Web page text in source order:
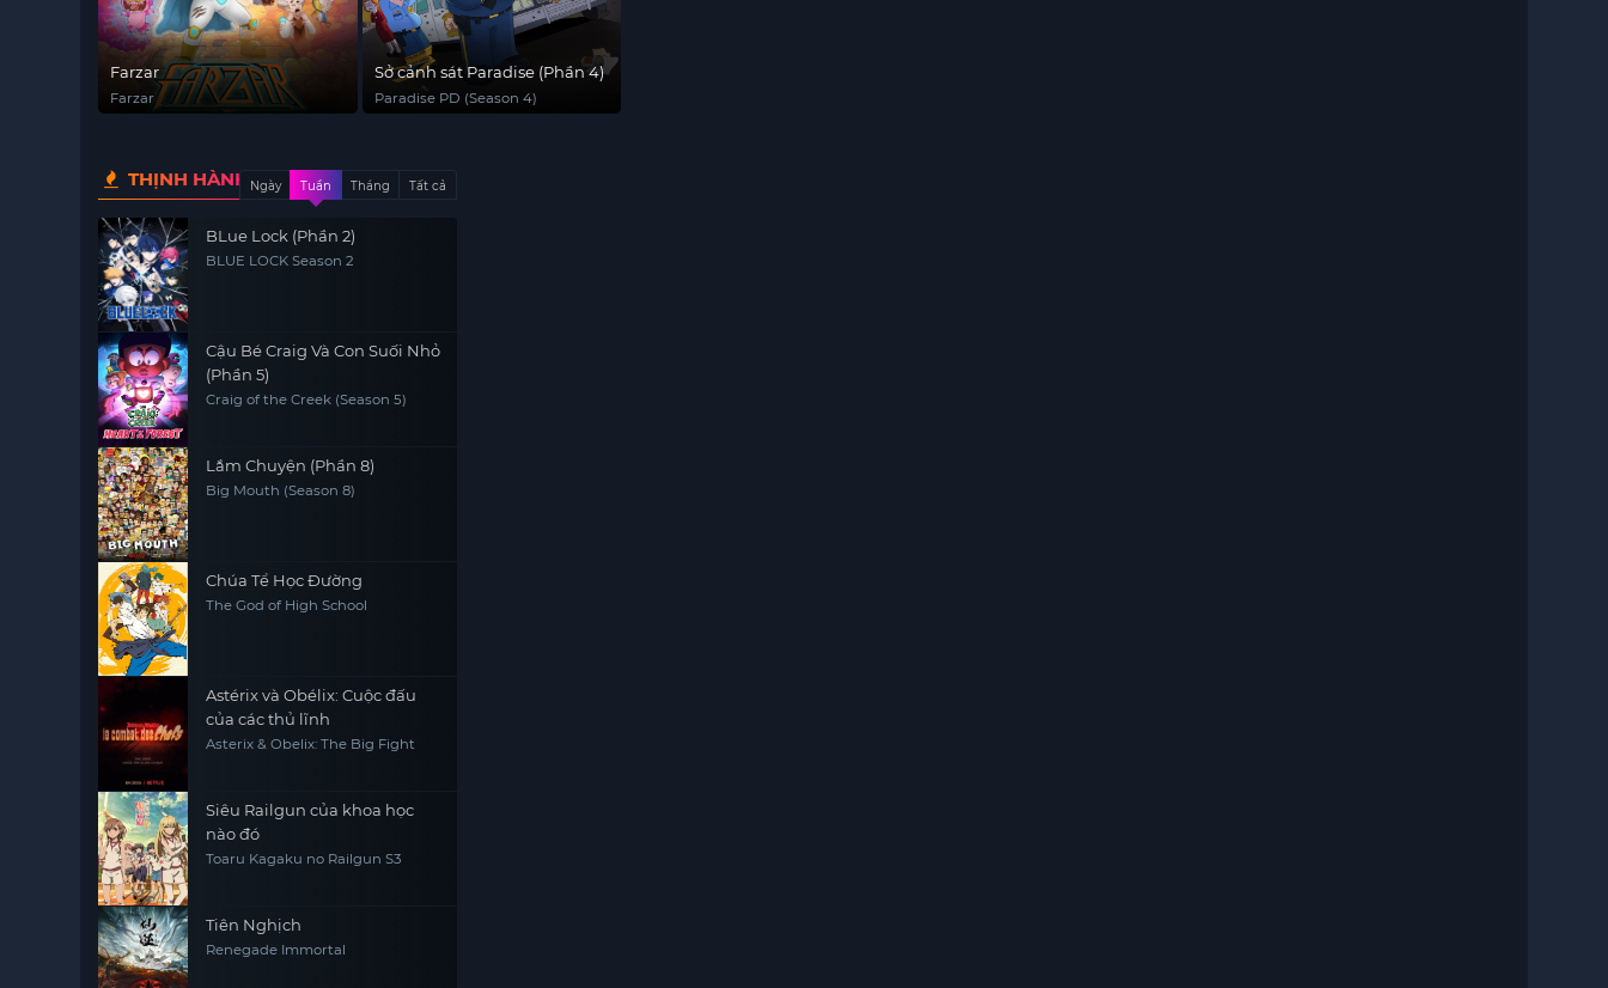
Farzar
Farzar
Sở cảnh sát Paradise (Phần 4)
Paradise PD (Season 4)
THỊNH HÀNHNgày Tuần Tháng Tất cả
BLue Lock (Phần 2)
BLUE LOCK Season 2
Cậu Bé Craig Và Con Suối Nhỏ
(Phần 5)
Craig of the Creek (Season 5)
Lắm Chuyện (Phần 8)
Big Mouth (Season 8)
Chúa Tể Học Đường
The God of High School
Astérix và Obélix: Cuộc đấu
của các thủ lĩnh
Asterix & Obelix: The Big Fight
Siêu Railgun của khoa học
nào đó
Toaru Kagaku no Railgun S3
Tiên Nghịch
Renegade Immortal